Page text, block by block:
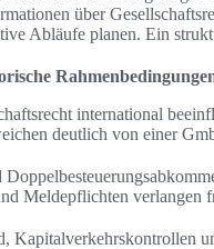
über
Abläufe planen. Ein
international
deutlich von einer
Meldepflichten verlangen
Kapitalverkehrskontrollen